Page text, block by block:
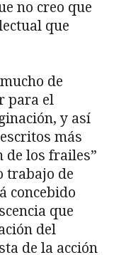
no creo que
que
de
para el
y así
más
de los frailes”
trabajo de
concebido
que
del
de la acción